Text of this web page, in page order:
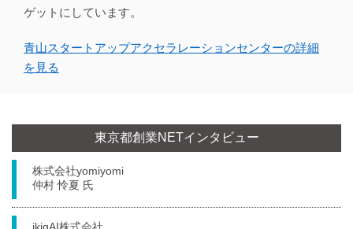
ゲットにしています。
⻘⼭スタートアップアクセラレーションセンターの詳細
を⾒る
東京都創業NETインタビュー
株式会社yomiyomi
仲村 怜夏 氏